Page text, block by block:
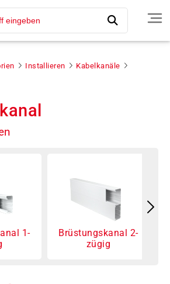
Installieren
Kabelkanäle
1-
Brüstungskanal 2-
zügig